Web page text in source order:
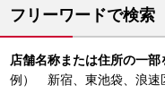
フリーワードで検索
店舗名称または住所の一部
例） 新宿、東池袋、浪速